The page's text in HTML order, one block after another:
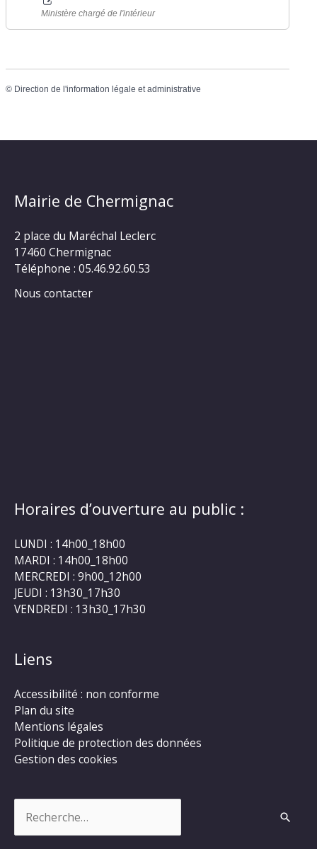
Ministère chargé de l'intérieur
© Direction de l'information légale et administrative
Mairie de Chermignac
2 place du Maréchal Leclerc
17460 Chermignac
Téléphone : 05.46.92.60.53
Nous contacter
Horaires d’ouverture au public :
LUNDI : 14h00_18h00
MARDI : 14h00_18h00
MERCREDI : 9h00_12h00
JEUDI : 13h30_17h30
VENDREDI : 13h30_17h30
Liens
Accessibilité : non conforme
Plan du site
Mentions légales
Politique de protection des données
Gestion des cookies